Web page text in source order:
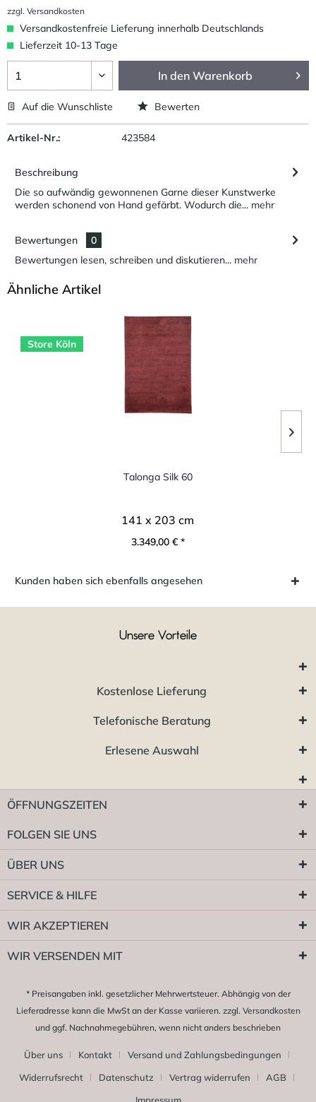
zzgl. Versandkosten
Versandkostenfreie Lieferung innerhalb Deutschlands
Lieferzeit 10-13 Tage
In den Warenkorb
Auf die Wunschliste Bewerten
Artikel-Nr.: 423584
Beschreibung
Die so aufwändig gewonnenen Garne dieser Kunstwerke
werden schonend von Hand gefärbt. Wodurch die... mehr
Bewertungen
0
Bewertungen lesen, schreiben und diskutieren... mehr
Ähnliche Artikel
Store Köln
Talonga Silk 60
141 x 203 cm
3.349,00 € *
Kunden haben sich ebenfalls angesehen
Unsere Vorteile
Kostenlose Lieferung
Telefonische Beratung
Erlesene Auswahl
ÖFFNUNGSZEITEN
FOLGEN SIE UNS
ÜBER UNS
SERVICE & HILFE
WIR AKZEPTIEREN
WIR VERSENDEN MIT
* Preisangaben inkl. gesetzlicher Mehrwertsteuer. Abhängig von der
Lieferadresse kann die MwSt an der Kasse variieren. zzgl. Versandkosten
und ggf. Nachnahmegebühren, wenn nicht anders beschrieben
Über uns Kontakt
Versand und Zahlungsbedingungen
Widerrufsrecht
Datenschutz Vertrag widerrufen
AGB